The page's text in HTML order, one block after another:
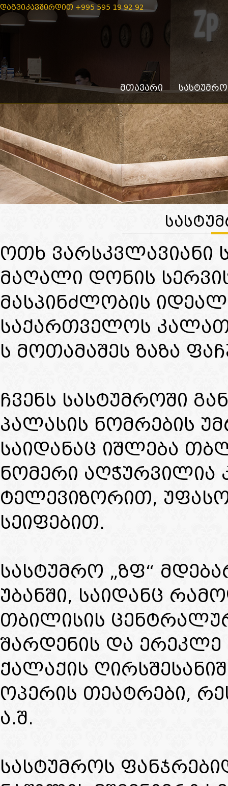
ᲓᲐᲒᲕᲘᲙᲐᲕᲨᲘᲠᲓᲘᲗ +995 595 19 92 92
ᲛᲗᲐᲕᲐᲠᲘ
ოთხ ვარსკვლავიანი
მაღალი დონის
მასპინძლობის
საქართველოს
ს მოთამაშეს ზაზა
ჩვენს სასტუმროში
პალასის ნომრების
საიდანაც იშლება
ნომერი აღჭურვილია
ტელევიზორით, უფასო
სეიფებით.
სასტუმრო „ზფ“
უბანში, საიდანც
თბილისის
შარდენის და ერეკლე
ქალაქის
ოპერის თეატრები,
ა.შ.
სასტუმროს